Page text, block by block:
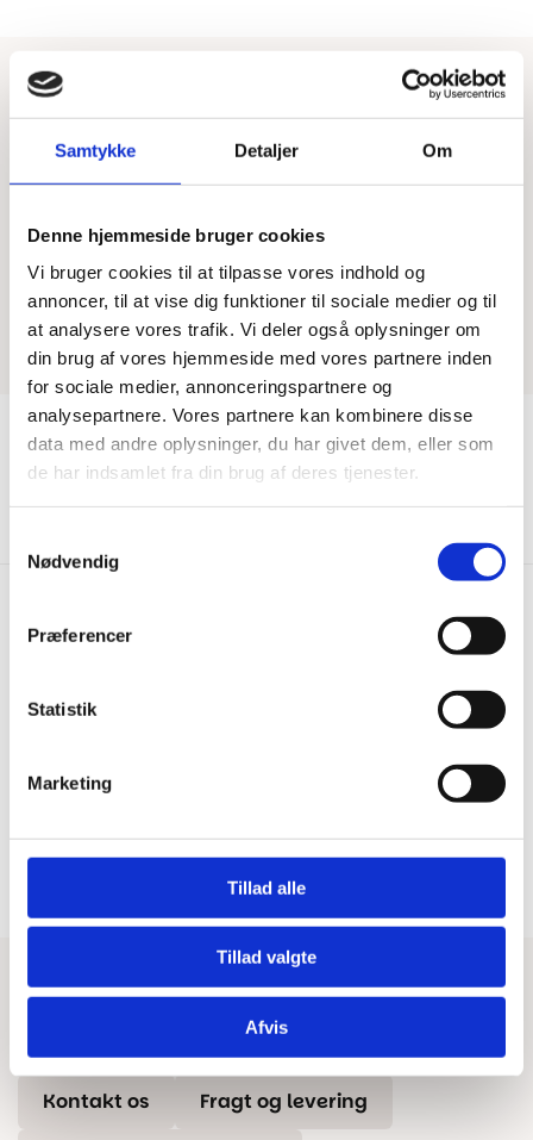
Samtykke Detaljer Om
Denne hjemmeside bruger cookies
Vi bruger cookies til at tilpasse vores indhold og
annoncer, til at vise dig funktioner til sociale medier og til
at analysere vores trafik. Vi deler også oplysninger om
din brug af vores hjemmeside med vores partnere inden
for sociale medier, annonceringspartnere og
analysepartnere. Vores partnere kan kombinere disse
data med andre oplysninger, du har givet dem, eller som
de har indsamlet fra din brug af deres tjenester.
Nødvendig
Præferencer
Statistik
Marketing
Tillad alle
Tillad valgte
Afvis
399,00 kr..
279,00 kr..
Vi har Danmarks billigste priser
Bestil inden kl. 15.00 – vi
afsender samme dag, når
Dansk butik og webshop –
lokal service og gulveksperter.
Besøg vores showrooms og få
Har du brug for hjælp?
Kontakt os Fragt og levering